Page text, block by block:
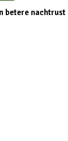
betere nachtrust